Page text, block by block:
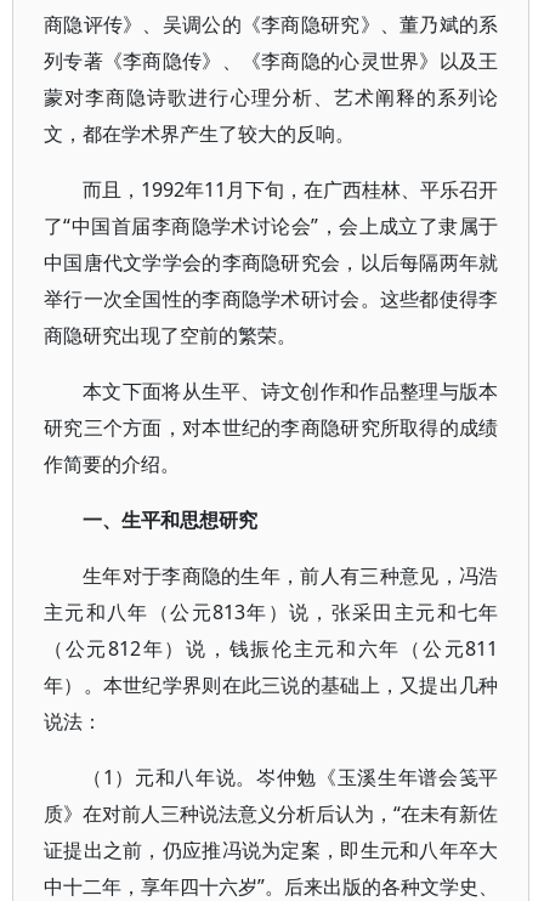
商隐评传》、吴调公的《李商隐研究》、董乃斌的系
列专著《李商隐传》、《李商隐的心灵世界》以及王
蒙对李商隐诗歌进行心理分析、艺术阐释的系列论
文，都在学术界产生了较大的反响。
而且，1992年11月下旬，在广西桂林、平乐召开
了“中国首届李商隐学术讨论会”，会上成立了隶属于
中国唐代文学学会的李商隐研究会，以后每隔两年就
举行一次全国性的李商隐学术研讨会。这些都使得李
商隐研究出现了空前的繁荣。
本文下面将从生平、诗文创作和作品整理与版本
研究三个方面，对本世纪的李商隐研究所取得的成绩
作简要的介绍。
一、生平和思想研究
生年对于李商隐的生年，前人有三种意见，冯浩
主元和八年（公元813年）说，张采田主元和七年
（公元812年）说，钱振伦主元和六年（公元811
年）。本世纪学界则在此三说的基础上，又提出几种
说法：
（1）元和八年说。岑仲勉《玉溪生年谱会笺平
质》在对前人三种说法意义分析后认为，“在未有新佐
证提出之前，仍应推冯说为定案，即生元和八年卒大
中十二年，享年四十六岁”。后来出版的各种文学史、